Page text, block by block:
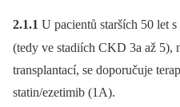
2.1.1 U pacientů starších 50 let
(tedy ve stadiích CKD 3a až 5),
transplantací, se doporučuje
statin/ezetimib (1A).